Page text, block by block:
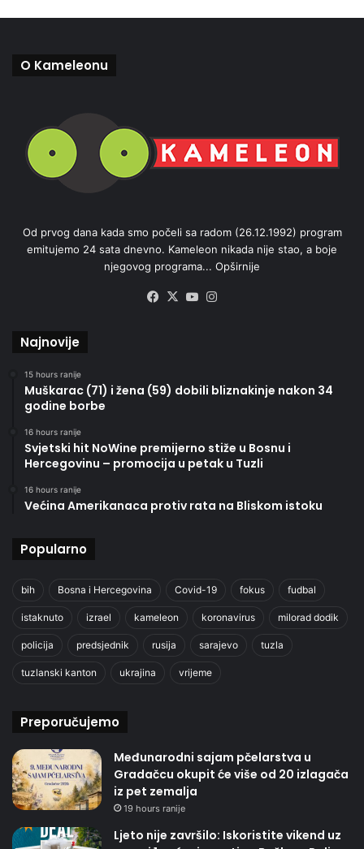
O Kameleonu
Od prvog dana kada smo počeli sa radom (26.12.1992) program
emitujemo 24 sata dnevno. Kameleon nikada nije stao, a boje
njegovog programa... Opširnije
Facebook
X YouTube
Najnovije
15 hours ranije
Muškarac (71) i žena (59) dobili bliznakinje nakon 34
godine borbe
16 hours ranije
Svjetski hit NoWine premijerno stiže u Bosnu i
Hercegovinu – promocija u petak u Tuzli
16 hours ranije
Većina Amerikanaca protiv rata na Bliskom istoku
Popularno
bih Bosna i Hercegovina Covid-19 fokus fudbal
istaknuto izrael kameleon koronavirus milorad dodik
policija predsjednik rusija sarajevo tuzla
tuzlanski kanton ukrajina vrijeme
Preporučujemo
Međunarodni sajam pčelarstva u
Gradačcu okupit će više od 20 izlagača
iz pet zemalja
19 hours ranije
Ljeto nije završilo: Iskoristite vikend uz